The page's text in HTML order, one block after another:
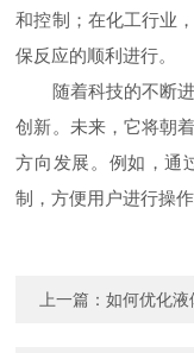
和控制；在化工行业
保反应的顺利进行。
随着科技的不断进
创新。未来，它将朝
方向发展。例如，通
制，方便用户进行操作
上一篇：如何优化